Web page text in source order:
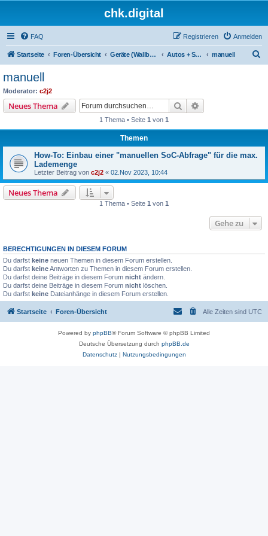
chk.digital
FAQ Anmelden
Registrieren
Startseite Foren-Übersicht Geräte (Wallboxen, Stromquellen, Autos) Autos + SoC-Abfragen manuell
manuell
Moderator: c2j2
Neues Thema Suche
1 Thema • Seite 1 von 1
Themen
How-To: Einbau einer "manuellen SoC-Abfrage" für die max.
Lademenge
Letzter Beitrag von c2j2 « 02.Nov 2023, 10:44
Neues Thema
1 Thema • Seite 1 von 1
Gehe zu
BERECHTIGUNGEN IN DIESEM FORUM
Du darfst keine neuen Themen in diesem Forum erstellen.
Du darfst keineAntworten zu Themen in diesem Forum erstellen.
Du darfst deine Beiträge in diesem Forum nicht ändern.
Du darfst deine Beiträge in diesem Forum nicht löschen.
Du darfst keine Dateianhänge in diesem Forum erstellen.
Startseite Foren-Übersicht Alle Zeiten sind UTC
Powered by phpBB® Forum Software © phpBB Limited
Deutsche Übersetzung durch phpBB.de
Datenschutz| Nutzungsbedingungen